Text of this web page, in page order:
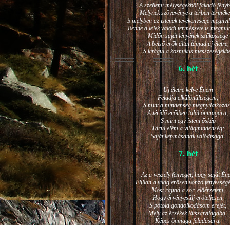
A szellemi mélységekből fakadó
Melynek szövevénye a térben
S melyben az istenek tevékenysége
Benne a lélek valódi természete is
Midőn saját lényének szűkössége
A belső erők által támad új életre,
S kitágul a kozmikus
6. hét
Új életre kelve Énem
Feladja elkülönültségem,
S mint a mindenség
A téridő erőiben talál önmagára;
S mint egy isteni őskép
Tárul elém a világmindenség:
Saját képmásának valódisága.
7. hét
Az a veszély fenyeget, hogy saját
Elillan a világ erősen vonzó
Most rajtad a sor, előérzetem,
Hogy érvényesülj erőteljesen,
S pótold gondolkodásom erejét,
Mely az érzékek látszatvilágába’
Képes önmaga feladására.